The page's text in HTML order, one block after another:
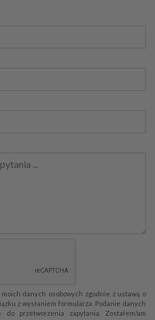
danych osobowych zgodnie z ustawą o
z wysłaniem formularza. Podanie danych
przetworzenia zapytania. Zostałem/am